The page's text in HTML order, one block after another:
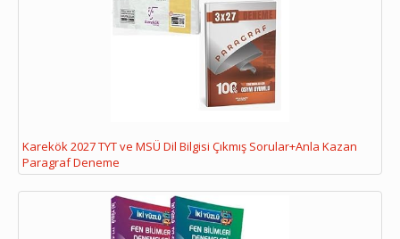
Karekök 2027 TYT ve MSÜ Dil Bilgisi Çıkmış Sorular+Anla Kazan
Paragraf Deneme